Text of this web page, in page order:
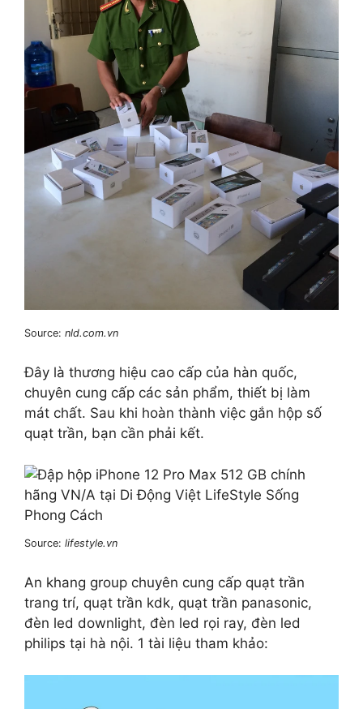
Source: nld.com.vn
Đây là thương hiệu cao cấp của hàn quốc,
chuyên cung cấp các sản phẩm, thiết bị làm
mát chất. Sau khi hoàn thành việc gắn hộp số
quạt trần, bạn cần phải kết.
Source: lifestyle.vn
An khang group chuyên cung cấp quạt trần
trang trí, quạt trần kdk, quạt trần panasonic,
đèn led downlight, đèn led rọi ray, đèn led
philips tại hà nội. 1 tài liệu tham khảo: